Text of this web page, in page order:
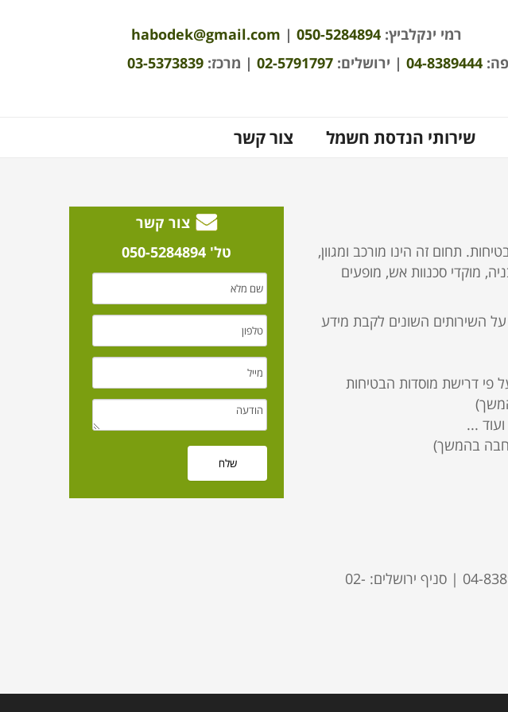
רמי ינקלביץ: 050-5284894
|
habodek@gmail.com
04-8389444 | ירושלים: 02-5791797 | מרכז: 03-5373839
שירותי הנדסת חשמל צור קשר
תחום זה הינו מורכב ומגוון,
מוקדי סכנוות אש, מופעים
על השירותים השונים לקבת מידע
פי דרישת מוסדות הבטיחות
...
בהמשך)
סניף חיפה: 04-8389444 | סניף ירושלים: 02-
צור קשר
טל' 050-5284894